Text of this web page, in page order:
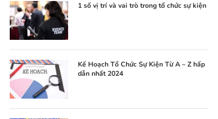
1 số vị trí và vai trò trong tổ chức sự kiện
Kế Hoạch Tổ Chức Sự Kiện Từ A – Z hấp
dẫn nhất 2024